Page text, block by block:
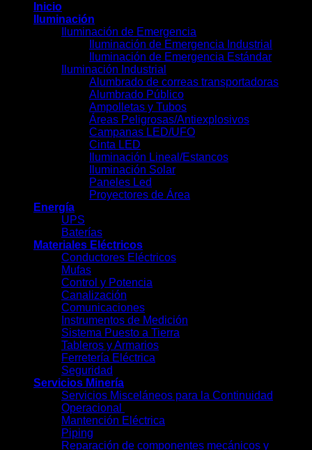
Inicio
Iluminación
Iluminación de Emergencia
Iluminación de Emergencia Industrial
Iluminación de Emergencia Estándar
Iluminación Industrial
Alumbrado de correas transportadoras
Alumbrado Público
Ampolletas y Tubos
Áreas Peligrosas/Antiexplosivos
Campanas LED/UFO
Cinta LED
Iluminación Lineal/Estancos
Iluminación Solar
Paneles Led
Proyectores de Área
Energía
UPS
Baterías
Materiales Eléctricos
Conductores Eléctricos
Mufas
Control y Potencia
Canalización
Comunicaciones
Instrumentos de Medición
Sistema Puesto a Tierra
Tableros y Armarios
Ferretería Eléctrica
Seguridad
Servicios Minería
Servicios Misceláneos para la Continuidad
Operacional
Mantención Eléctrica
Piping
Reparación de componentes mecánicos y